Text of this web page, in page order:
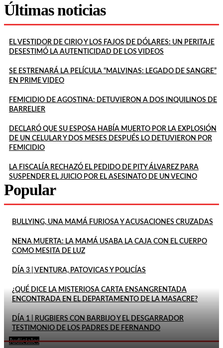
Últimas noticias
EL VESTIDOR DE CIRIO Y LOS FAJOS DE DÓLARES: UN PERITAJE
DESESTIMÓ LA AUTENTICIDAD DE LOS VIDEOS
SE ESTRENARÁ LA PELÍCULA “MALVINAS: LEGADO DE SANGRE”
EN PRIME VIDEO
FEMICIDIO DE AGOSTINA: DETUVIERON A DOS INQUILINOS DE
BARRELIER
DECLARÓ QUE SU ESPOSA HABÍA MUERTO POR LA EXPLOSIÓN
DE UN CELULAR Y DOS MESES DESPUÉS LO DETUVIERON POR
FEMICIDIO
LA FISCALÍA RECHAZÓ EL PEDIDO DE PITY ÁLVAREZ PARA
SUSPENDER EL JUICIO POR EL ASESINATO DE UN VECINO
Popular
BULLYING, UNA MAMÁ FURIOSA Y ACUSACIONES CRUZADAS
NENA MUERTA: LA MAMÁ USABA LA CAJA CON EL CUERPO
COMO MESITA DE LUZ
DÍA 3 | VENTURA, PATOVICAS Y POLICÍAS
¿QUÉ DICE LA MISTERIOSA CARTA ENSANGRENTADA
ENCONTRADA EN EL DEPARTAMENTO DE LA MASACRE?
DÍA 1 | RUGBIERS CON BARBIJO Y EL DESGARRADOR
TESTIMONIO DE LOS PADRES DE FERNANDO
Judiciales